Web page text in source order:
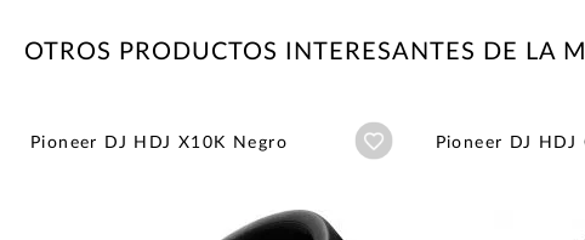
OTROS PRODUCTOS INTERESANTES DE LA
Pioneer DJ HDJ X10K Negro Añadir a wishlist
Pioneer DJ HDJ